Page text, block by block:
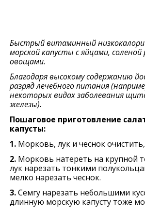
Быстрый витаминный
морской капусты с яйцами,
овощами.
Благодаря высокому содержанию
разряд лечебного питания
некоторых видах заболевания
железы).
Пошаговое приготовление
капусты:
1. Морковь, лук и чеснок
2. Морковь натереть на крупной
лук нарезать тонкими
мелко нарезать чеснок.
3.Семгу нарезать небольшими
длинную морскую капусту тоже